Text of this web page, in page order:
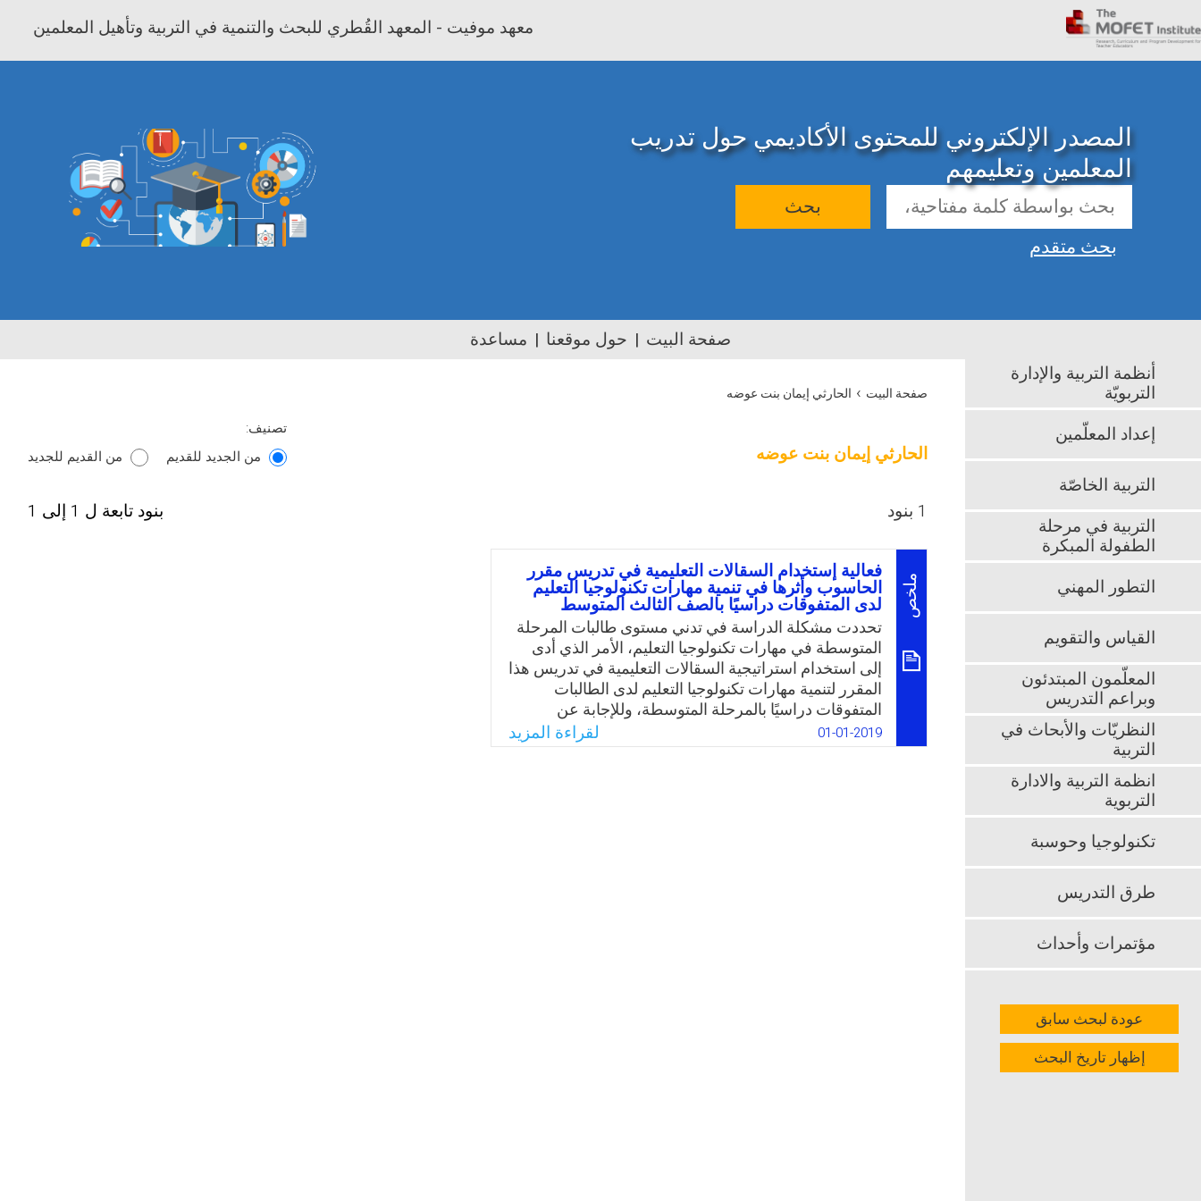
معهد موفيت - المعهد القُطري للبحث والتنمية في التربية وتأهيل المعلمين
المصدر الإلكتروني للمحتوى الأكاديمي حول تدريب
المعلمين وتعليمهم
بحث
بحث متقدم
صفحة البيت حول موقعنا مساعدة
صفحة البيت › الحارثي إيمان بنت عوضه
الحارثي إيمان بنت عوضه
تصنيف:
من الجديد للقديم
من القديم للجديد
1 بنود بنود تابعة ل 1 إلى 1
ملخص
فعالية إستخدام السقالات التعليمية في تدريس مقرر
الحاسوب وأثرها في تنمية مهارات تكنولوجيا التعليم
لدى المتفوقات دراسيًا بالصف الثالث المتوسط
تحددت مشكلة الدراسة في تدني مستوى طالبات المرحلة
المتوسطة في مهارات تكنولوجيا التعليم، الأمر الذي أدى
إلى استخدام استراتيجية السقالات التعليمية في تدريس هذا
المقرر لتنمية مهارات تكنولوجيا التعليم لدى الطالبات
المتفوقات دراسيًا بالمرحلة المتوسطة، وللإجابة عن
السؤال الرئيس التالي: ما فاعلية استراتيجية السقالات
التعليمية في تدريس مقرر الحاسوب وأثرها في تنمية
01-01-2019 لقراءة المزيد
أنظمة التربية والإدارة
التربويّة
إعداد المعلّمين
التربية الخاصّة
التربية في مرحلة
الطفولة المبكرة
التطور المهني
القياس والتقويم
المعلّمون المبتدئون
وبراعم التدريس
النظريّات والأبحاث في
التربية
انظمة التربية والادارة
التربوية
تكنولوجيا وحوسبة
طرق التدريس
مؤتمرات وأحداث
عودة لبحث سابق
إظهار تاريخ البحث